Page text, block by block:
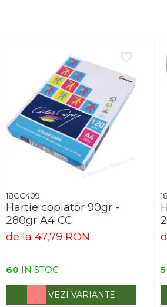
18CC409
Hartie copiator 90gr -
280gr A4 CC
de la 47,79 RON
60 IN STOC
VEZI VARIANTE
5